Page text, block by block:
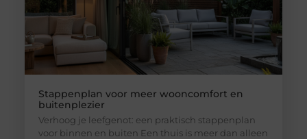
Stappenplan voor meer wooncomfort en
buitenplezier
Verhoog je leefgenot: een praktisch stappenplan
voor binnen en buiten Een thuis is meer dan alleen